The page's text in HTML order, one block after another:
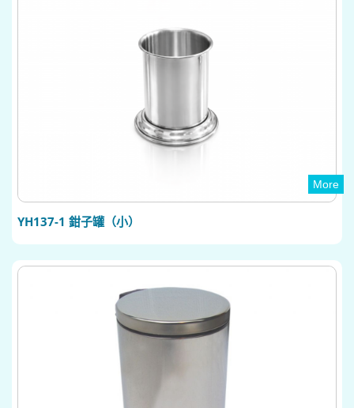
More
YH137-1 鉗子罐（小）